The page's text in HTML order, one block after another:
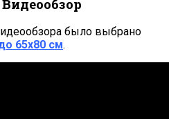
было выбрано
65х80 см.